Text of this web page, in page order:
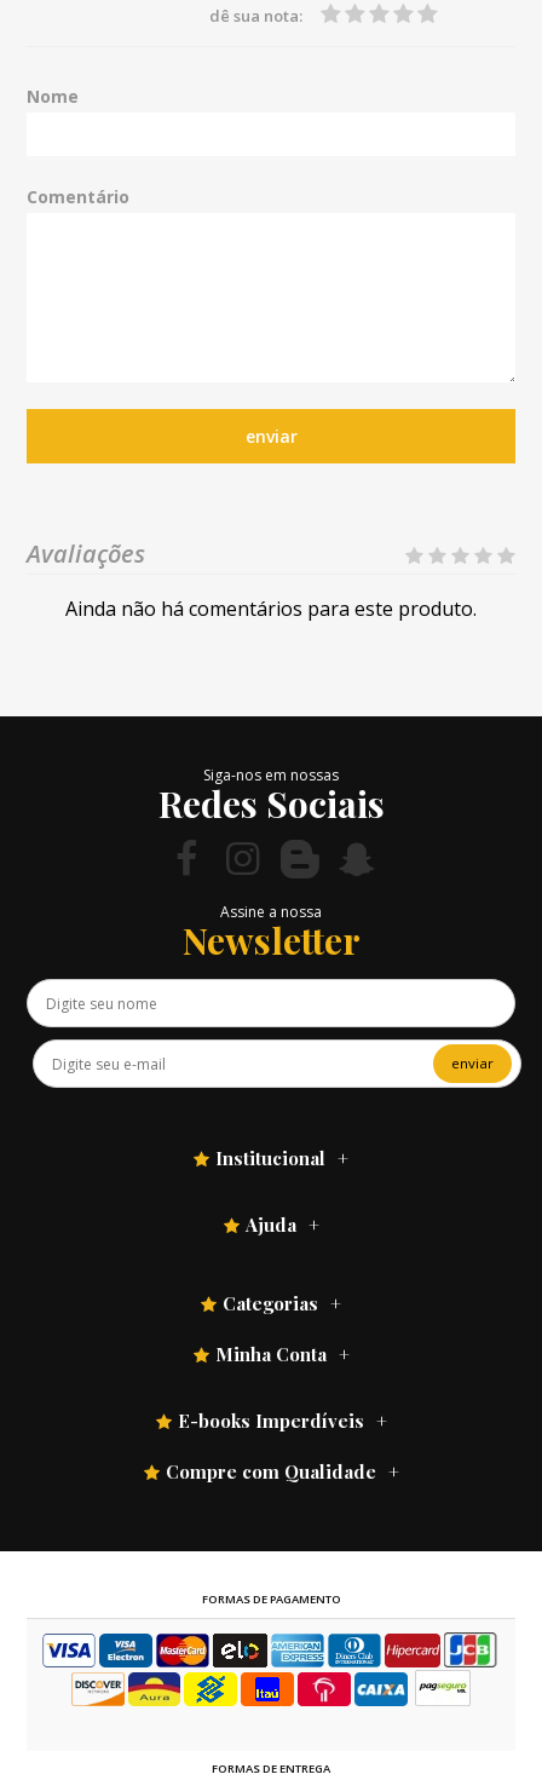
dê sua nota:
Nome
Comentário
enviar
Avaliações
Ainda não há comentários para este produto.
Siga-nos em nossas
Redes Sociais
Assine a nossa
Newsletter
enviar
Institucional
Ajuda
Categorias
Minha Conta
E-books Imperdíveis
Compre com Qualidade
FORMAS DE PAGAMENTO
FORMAS DE ENTREGA